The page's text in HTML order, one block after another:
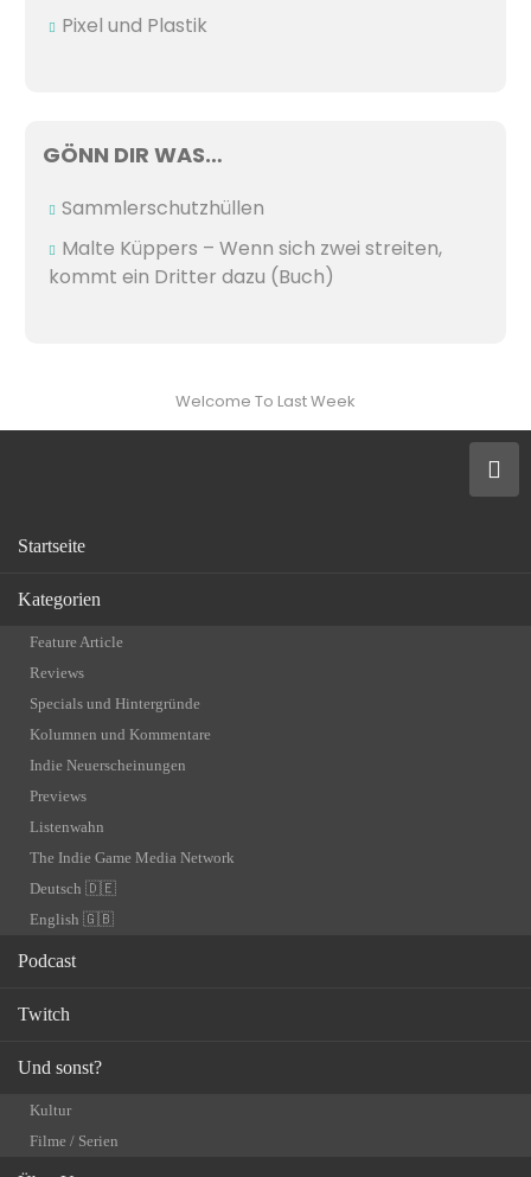
Pixel und Plastik
GÖNN DIR WAS…
Sammlerschutzhüllen
Malte Küppers – Wenn sich zwei streiten,
kommt ein Dritter dazu (Buch)
Welcome To Last Week
Startseite
Kategorien
Feature Article
Reviews
Specials und Hintergründe
Kolumnen und Kommentare
Indie Neuerscheinungen
Previews
Listenwahn
The Indie Game Media Network
Deutsch 🇩🇪
English 🇬🇧
Podcast
Twitch
Und sonst?
Kultur
Filme / Serien